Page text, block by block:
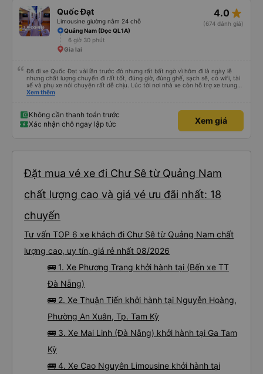
Quốc Đạt
Limousine giường nằm 24 chỗ
4.0 star_rate
(674 đánh giá)
Quảng Nam (Dọc QL1A)
6 giờ 30 phút
Gia lai
Đã đi xe Quốc Đạt vài lần trước đó nhưng rất bất ngờ vì hôm đi là ngày lễ
nhưng chất lượng chuyến đi rất tốt, đúng giờ, đúng ghế, sạch sẽ, có wifi, tài
xế và phụ xe nói chuyện rất dễ chịu. Lúc tới nơi nhà xe còn hỗ trợ xe trung
chuyển tới tận nhà. 10đ cho nhà xe, hy vọng nhà xe duy trì được chất lượng
Xem thêm
Không cần thanh toán trước
Xác nhận chỗ ngay lập tức
Xem giá
Đặt mua vé xe đi Chư Sê từ Quảng Nam
chất lượng cao và giá vé ưu đãi nhất: 18
chuyến
Tư vấn TOP 6 xe khách đi Chư Sê từ Quảng Nam chất
lượng cao, uy tín, giá rẻ nhất 08/2026
🚌 1. Xe Phương Trang khởi hành tại (Bến xe TT
Đà Nẵng)
🚌 2. Xe Thuận Tiến khởi hành tại Nguyễn Hoàng,
Phường An Xuân, Tp. Tam Kỳ
🚌 3. Xe Mai Linh (Đà Nẵng) khởi hành tại Ga Tam
Kỳ
🚌 4. Xe Cao Nguyên Limousine khởi hành tại